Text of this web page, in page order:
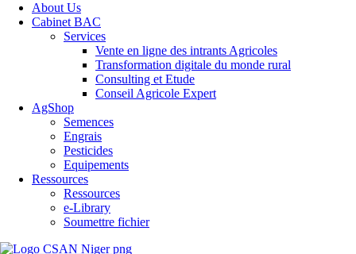
About Us
Cabinet BAC
Services
Vente en ligne des intrants Agricoles
Transformation digitale du monde rural
Consulting et Etude
Conseil Agricole Expert
AgShop
Semences
Engrais
Pesticides
Equipements
Ressources
Ressources
e-Library
Soumettre fichier